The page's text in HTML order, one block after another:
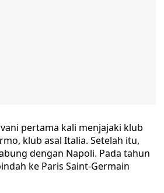
pertama kali menjajaki klub
klub asal Italia. Setelah itu,
dengan Napoli. Pada tahun
ke Paris Saint-Germain